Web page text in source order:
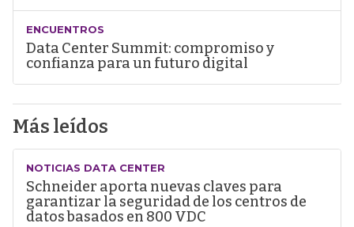
ENCUENTROS
Data Center Summit: compromiso y
confianza para un futuro digital
Más leídos
NOTICIAS DATA CENTER
Schneider aporta nuevas claves para
garantizar la seguridad de los centros de
datos basados en 800 VDC